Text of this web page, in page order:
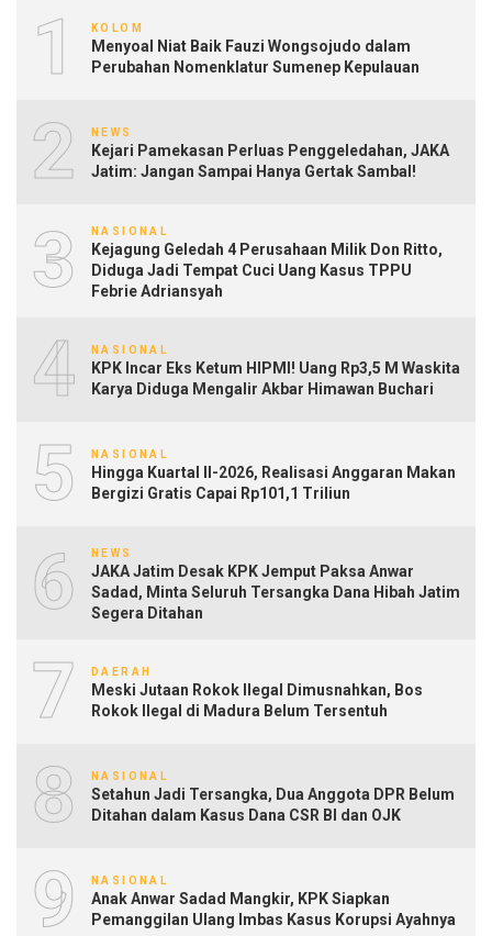
1 KOLOM
Menyoal Niat Baik Fauzi Wongsojudo dalam
Perubahan Nomenklatur Sumenep Kepulauan
2 NEWS
Kejari Pamekasan Perluas Penggeledahan, JAKA
Jatim: Jangan Sampai Hanya Gertak Sambal!
3 NASIONAL
Kejagung Geledah 4 Perusahaan Milik Don Ritto,
Diduga Jadi Tempat Cuci Uang Kasus TPPU
Febrie Adriansyah
4 NASIONAL
KPK Incar Eks Ketum HIPMI! Uang Rp3,5 M Waskita
Karya Diduga Mengalir Akbar Himawan Buchari
5 NASIONAL
Hingga Kuartal II-2026, Realisasi Anggaran Makan
Bergizi Gratis Capai Rp101,1 Triliun
6 NEWS
JAKA Jatim Desak KPK Jemput Paksa Anwar
Sadad, Minta Seluruh Tersangka Dana Hibah Jatim
Segera Ditahan
7 DAERAH
Meski Jutaan Rokok Ilegal Dimusnahkan, Bos
Rokok Ilegal di Madura Belum Tersentuh
8 NASIONAL
Setahun Jadi Tersangka, Dua Anggota DPR Belum
Ditahan dalam Kasus Dana CSR BI dan OJK
9 NASIONAL
Anak Anwar Sadad Mangkir, KPK Siapkan
Pemanggilan Ulang Imbas Kasus Korupsi Ayahnya